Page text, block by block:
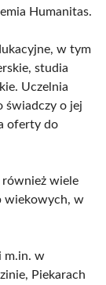
Humanitas.
w tym
studia
Uczelnia
świadczy o jej
oferty do
również wiele
wiekowych, w
m.in. w
Piekarach